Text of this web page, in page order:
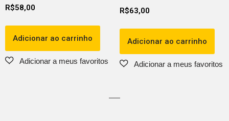
R$58,00
Adicionar ao carrinho
R$63,00
Adicionar ao carrinho